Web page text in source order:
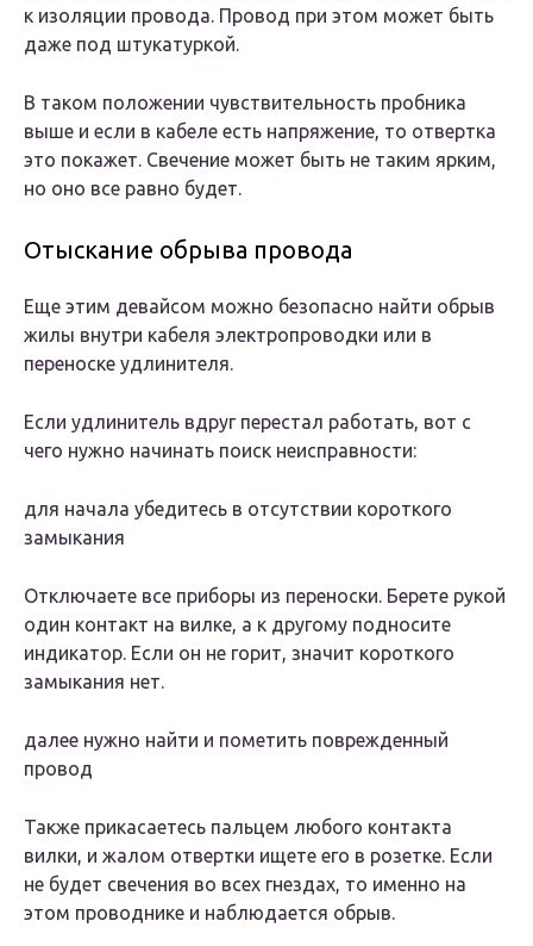
к изоляции провода. Провод при этом может быть
даже под штукатуркой.
В таком положении чувствительность пробника
выше и если в кабеле есть напряжение, то отвертка
это покажет. Свечение может быть не таким ярким,
но оно все равно будет.
Отыскание обрыва провода
Еще этим девайсом можно безопасно найти обрыв
жилы внутри кабеля электропроводки или в
переноске удлинителя.
Если удлинитель вдруг перестал работать, вот с
чего нужно начинать поиск неисправности:
для начала убедитесь в отсутствии короткого
замыкания
Отключаете все приборы из переноски. Берете рукой
один контакт на вилке, а к другому подносите
индикатор. Если он не горит, значит короткого
замыкания нет.
далее нужно найти и пометить поврежденный
провод
Также прикасаетесь пальцем любого контакта
вилки, и жалом отвертки ищете его в розетке. Если
не будет свечения во всех гнездах, то именно на
этом проводнике и наблюдается обрыв.